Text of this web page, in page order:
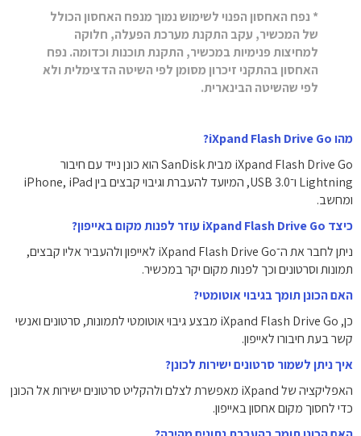
* נפח האחסון הפנוי לשימוש נמוך מנפח האחסון הכולל
של המכשיר, עקב התקנת מערכת הפעלה, חלוקה
למחיצות פנימיות במכשיר, התקנת תוכנות וכדומה. נפח
האחסון בהתקני זיכרון מסומן לפי השיטה הדצימלית ולא
לפי שהשיטה הבינארית.
מהו iXpand Flash Drive Go?
iXpand Flash Drive Go מבית SanDisk הוא כונן נייד עם חיבור
Lightning ו־USB 3.0, המיועד להעברת וגיבוי קבצים בין iPhone, iPad
ומחשב.
כיצד iXpand Flash Drive Go עוזר לפנות מקום באייפון?
ניתן לחבר את ה־iXpand Flash Drive Go לאייפון ולהעביר אליו קבצים,
תמונות וסרטונים וכך לפנות מקום יקר במכשיר.
האם הכונן תומך בגיבוי אוטומטי?
כן, iXpand Flash Drive Go מבצע גיבוי אוטומטי לתמונות, סרטונים ואנשי
קשר בעת חיבורו לאייפון.
איך ניתן לשמור סרטונים ישירות לכונן?
האפליקציה של iXpand מאפשרת לצלם ולהקליט סרטונים ישירות אל הכונן
כדי לחסוך מקום אחסון באייפון.